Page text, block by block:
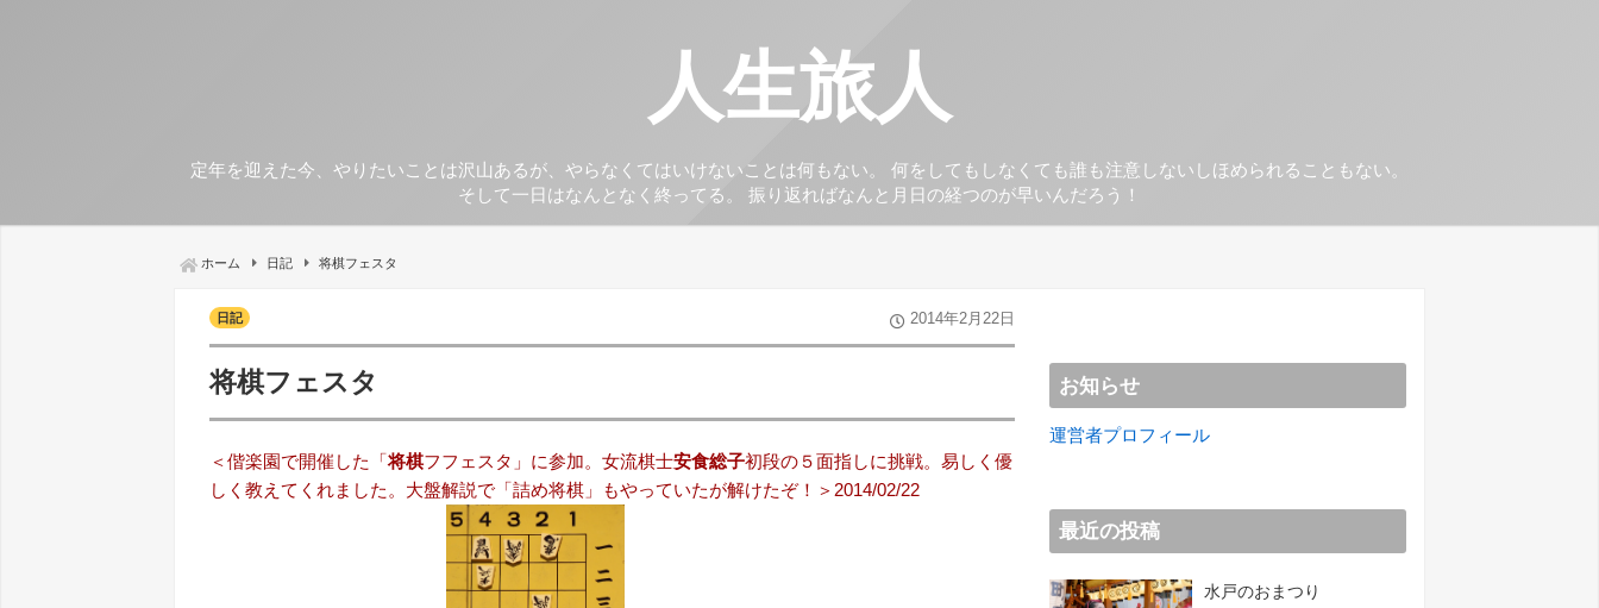
人生旅人
定年を迎えた今、やりたいことは沢山あるが、やらなくてはいけないことは何もない。 何をしてもしなくても誰も注意しないしほめられることもない。
そして一日はなんとなく終ってる。 振り返ればなんと月日の経つのが早いんだろう！
ホーム 日記 将棋フェスタ
日記 2014年2月22日
将棋フェスタ
＜偕楽園で開催した「将棋フフェスタ」に参加。女流棋士安食総子初段の５面指しに挑戦。易しく優
しく教えてくれました。大盤解説で「詰め将棋」もやっていたが解けたぞ！＞2014/02/22
お知らせ
運営者プロフィール
最近の投稿
水戸のおまつり